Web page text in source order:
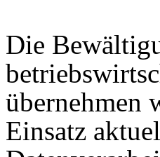
Die
übernehmen
Einsatz